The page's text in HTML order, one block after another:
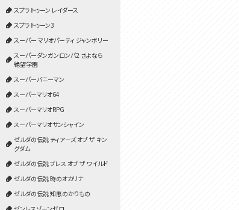
スプラトゥーン レイダース
スプラトゥーン3
スーパー マリオパーティ ジャンボリー
スーパーダンガンロンパ2 さよなら
絶望学園
スーパーバニーマン
スーパーマリオ64
スーパーマリオRPG
スーパーマリオサンシャイン
ゼルダの伝説 ティアーズ オブ ザ キン
グダム
ゼルダの伝説 ブレス オブ ザ ワイルド
ゼルダの伝説 時のオカリナ
ゼルダの伝説 知恵のかりもの